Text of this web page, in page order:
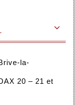

la-
20 – 21 et